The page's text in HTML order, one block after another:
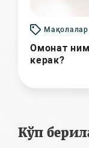
Омонат
керак?
Кўп